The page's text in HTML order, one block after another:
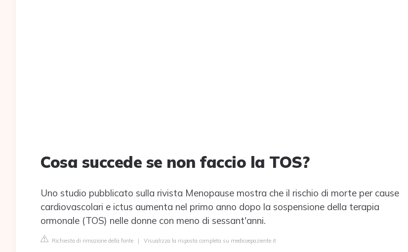
Cosa succede se non faccio la TOS?
Uno studio pubblicato sulla rivista Menopause mostra che il rischio di morte per cause
cardiovascolari e ictus aumenta nel primo anno dopo la sospensione della terapia
ormonale (TOS) nelle donne con meno di sessant'anni.
Richiesta di rimozione della fonte | Visualizza la risposta completa su medicoepaziente.it